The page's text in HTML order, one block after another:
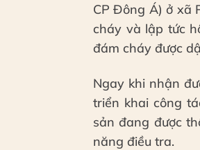
CP Đông Á) ở xã
cháy và lập tức
đám cháy được
Ngay khi nhận
triển khai công
sản đang được
năng điều tra.